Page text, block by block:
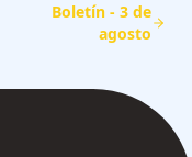
Boletín - 3 de
agosto